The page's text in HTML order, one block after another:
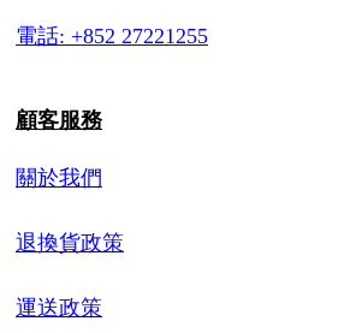
電話: +852 27221255
顧客服務
關於我們
退換貨政策
運送政策